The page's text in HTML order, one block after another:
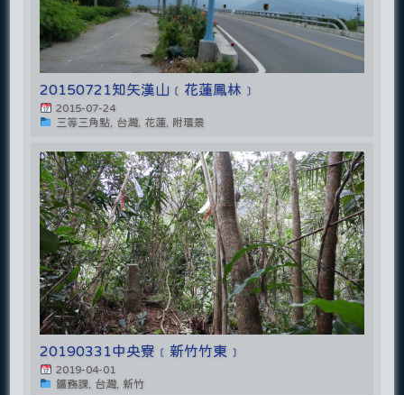
20150721知矢漢山﹝花蓮鳳林﹞
2015-07-24
三等三角點, 台灣, 花蓮, 附環景
20190331中央寮﹝新竹竹東﹞
2019-04-01
鑛務課, 台灣, 新竹